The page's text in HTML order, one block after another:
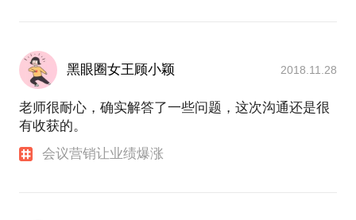
黑眼圈女王顾小颖 2018.11.28
老师很耐心，确实解答了一些问题，这次沟通还是很
有收获的。
会议营销让业绩爆涨